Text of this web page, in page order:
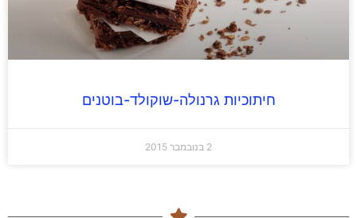
חיתוכיות גרנולה-שוקולד-בוטנים